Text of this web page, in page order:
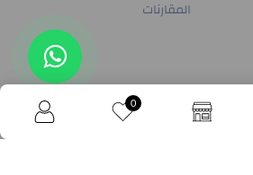
0 تواصل معنا
المقارنات